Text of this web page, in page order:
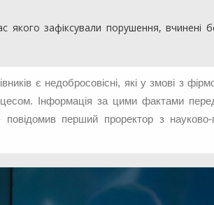
якого зафіксували порушення, вчинені
є недобросовісні, які у змові з
Інформація за цими фактами
перший проректор з науково-